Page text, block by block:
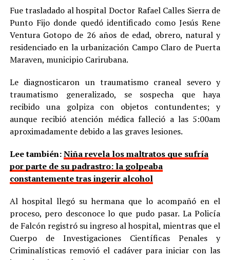
Fue trasladado al hospital Doctor Rafael Calles Sierra de
Punto Fijo donde quedó identificado como Jesús Rene
Ventura Gotopo de 26 años de edad, obrero, natural y
residenciado en la urbanización Campo Claro de Puerta
Maraven, municipio Carirubana.
Le diagnosticaron un traumatismo craneal severo y
traumatismo generalizado, se sospecha que haya
recibido una golpiza con objetos contundentes; y
aunque recibió atención médica falleció a las 5:00am
aproximadamente debido a las graves lesiones.
Lee también:Niña revela los maltratos que sufría
por parte de su padrastro: la golpeaba
constantemente tras ingerir alcohol
Al hospital llegó su hermana que lo acompañó en el
proceso, pero desconoce lo que pudo pasar. La Policía
de Falcón registró su ingreso al hospital, mientras que el
Cuerpo de Investigaciones Científicas Penales y
Criminalísticas removió el cadáver para iniciar con las